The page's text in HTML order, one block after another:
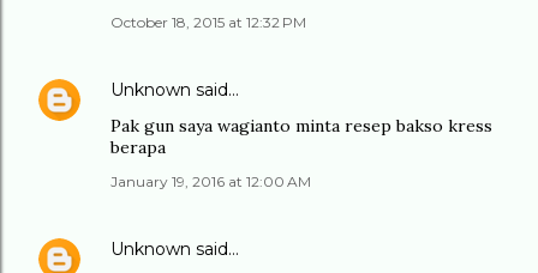
October 18, 2015 at 12:32 PM
Unknown said…
Pak gun saya wagianto minta resep bakso kress
berapa
January 19, 2016 at 12:00 AM
Unknown said…